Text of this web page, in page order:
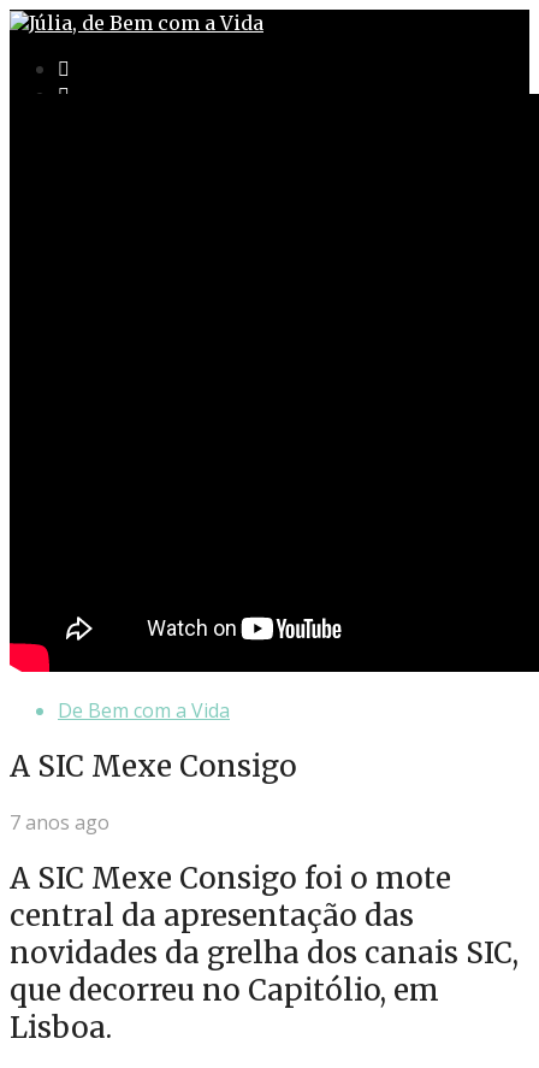
De Bem com a Vida
A SIC Mexe Consigo
7 anos ago
A SIC Mexe Consigo foi o mote
central da apresentação das
novidades da grelha dos canais SIC,
que decorreu no Capitólio, em
Lisboa.